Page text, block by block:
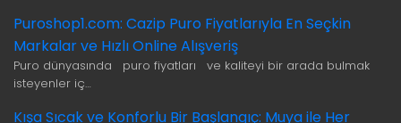
Puroshop1.com: Cazip Puro Fiyatlarıyla En Seçkin
Markalar ve Hızlı Online Alışveriş
Puro dünyasında puro fiyatları ve kaliteyi bir arada bulmak
isteyenler iç…
Kışa Sıcak ve Konforlu Bir Başlangıç: Muya ile Her